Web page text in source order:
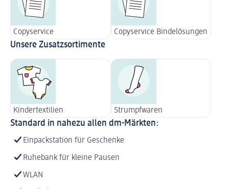
Copyservice Copyservice Bindelösungen
Unsere Zusatzsortimente
Kindertextilien Strumpfwaren
Standard in nahezu allen dm-Märkten:
Einpackstation für Geschenke
Ruhebank für kleine Pausen
WLAN